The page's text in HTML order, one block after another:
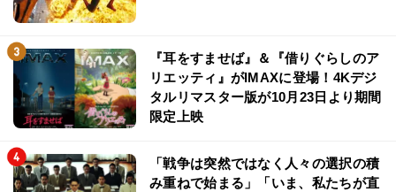
『耳をすませば』＆『借りぐらしのア
リエッティ』がIMAXに登場！4Kデジ
タルリマスター版が10月23日より期間
限定上映
「戦争は突然ではなく人々の選択の積
み重ねで始まる」「いま、私たちが直